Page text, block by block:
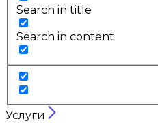
Search in title
Search in content
Услуги